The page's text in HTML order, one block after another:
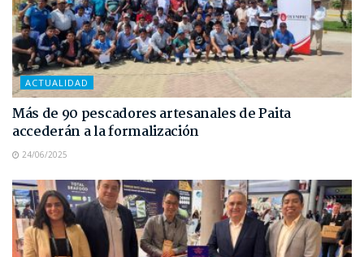
ACTUALIDAD
Más de 90 pescadores artesanales de Paita
accederán a la formalización
24/06/2025